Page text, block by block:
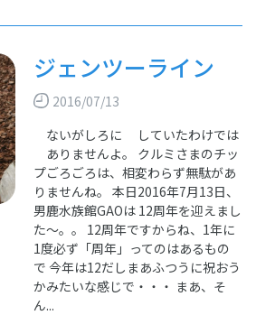
ジェンツーライン
2016/07/13
ないがしろに していたわけでは
ありませんよ。 クルミさまのチッ
プごろごろは、相変わらず無駄があ
りませんね。 本日2016年7月13日、
男鹿水族館GAOは 12周年を迎えまし
た～。。 12周年ですからね、1年に
1度必ず「周年」ってのはあるもの
で 今年は12だしまあふつうに祝おう
かみたいな感じで・・・ まあ、そ
ん...